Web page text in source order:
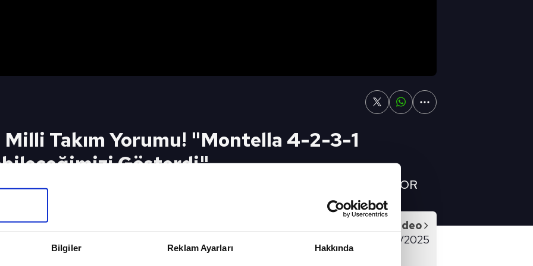
Bilgiler Reklam Ayarları Hakkında
Takım Yorumu! "Montella 4-2-3-1
Gösterdi"
"Montella 4-2-3-1 Dizilişinde Oynayabileceğimizi Gösterdi" 👉 A SPOR
Sonraki Video
SABAH SPORU FULL BÖLÜM - 18/02/2025